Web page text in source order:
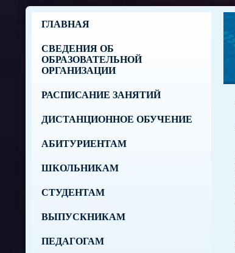
ГЛАВНАЯ
СВЕДЕНИЯ ОБ
ОБРАЗОВАТЕЛЬНОЙ
ОРГАНИЗАЦИИ
РАСПИСАНИЕ ЗАНЯТИЙ
ДИСТАНЦИОННОЕ ОБУЧЕНИЕ
АБИТУРИЕНТАМ
ШКОЛЬНИКАМ
СТУДЕНТАМ
ВЫПУСКНИКАМ
ПЕДАГОГАМ